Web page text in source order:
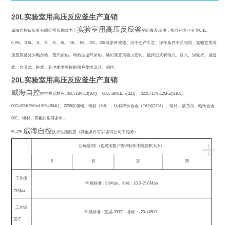
20L实验室用高压反应釜生产直销
威海自控反应釜有限公司长期致力于实验室用高压反应釜的研发及应用，按容积大小分为0.1L、
0.25L、0.5L、1L、2L、3L、5L、10L、15L、20L、25L等多种规格。由于生产工艺、操作条件不尽相同，实验室用高
压反应釜分为电加热、蒸汽加热、导热油循环加热，轴封装置为磁力密封。搅拌型式有锚式、浆式、涡轮式、推进
式、自吸式、框式。其他要求可根据用户要求设计、制作。
20L实验室用高压反应釜生产直销
威海自控的常规选材有: 06Cr18Ni10(304) 、06Cr18Ni11Ti(321) 、022Cr17Ni12Mo2(316L) 、
00Cr20Ni25Mo4.5Gu(904L) 、2205双相钢、镍材（ N6），钛材或钛合金（TA2或TC4）、锆材、蒙乃尔、哈氏合金
B/C、钽材、四氟衬里等多种。
5L-25L 威海自控技术性能配置（其他条件可以咨询公司工程师）
+
公称容积L （也可按客户要求制作不同容积大小）
5 10 20 25
工作压
力 Mpa
常规标准：9.8Mpa，非标：10.0-35.0 Mpa
工作温
度℃
常规标准：室温-300℃ ，非标：-20-+450℃